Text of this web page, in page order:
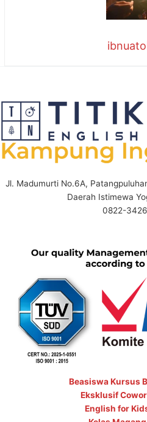
Jl. Madumurti No.6A,
Daerah Istimewa
0822-
Beasiswa Kursus
Eksklusif
English for